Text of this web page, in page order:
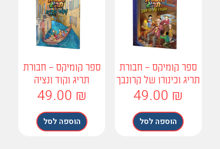
קומיקס – חבורת
וכינורו של קרונבך
49.00
הוספה לסל
ספר קומיקס – חבורת
תריג וקוד ונציה
49.00
הוספה לסל